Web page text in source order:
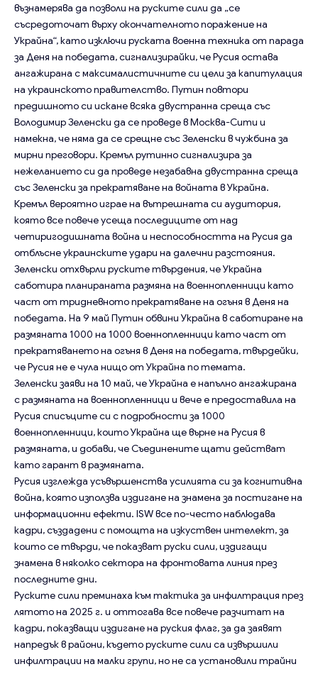
възнамерява да позволи на руските сили да „се
съсредоточат върху окончателното поражение на
Украйна“, като изключи руската военна техника от парада
за Деня на победата, сигнализирайки, че Русия остава
ангажирана с максималистичните си цели за капитулация
на украинското правителство. Путин повтори
предишното си искане всяка двустранна среща със
Володимир Зеленски да се проведе в Москва-Сити и
намекна, че няма да се срещне със Зеленски в чужбина за
мирни преговори. Кремъл рутинно сигнализира за
нежеланието си да проведе незабавна двустранна среща
със Зеленски за прекратяване на войната в Украйна.
Кремъл вероятно играе на вътрешната си аудитория,
която все повече усеща последиците от над
четиригодишната война и неспособността на Русия да
отблъсне украинските удари на далечни разстояния.
Зеленски отхвърли руските твърдения, че Украйна
саботира планираната размяна на военнопленници като
част от тридневното прекратяване на огъня в Деня на
победата. На 9 май Путин обвини Украйна в саботиране на
размяната 1000 на 1000 военнопленници като част от
прекратяването на огъня в Деня на победата, твърдейки,
че Русия не е чула нищо от Украйна по темата.
Зеленски заяви на 10 май, че Украйна е напълно ангажирана
с размяната на военнопленници и вече е предоставила на
Русия списъците си с подробности за 1000
военнопленници, които Украйна ще върне на Русия в
размяната, и добави, че Съединените щати действат
като гарант в размяната.
Русия изглежда усъвършенства усилията си за когнитивна
война, която използва издигане на знамена за постигане на
информационни ефекти. ISW все по-често наблюдава
кадри, създадени с помощта на изкуствен интелект, за
които се твърди, че показват руски сили, издигащи
знамена в няколко сектора на фронтовата линия през
последните дни.
Руските сили преминаха към тактика за инфилтрация през
лятото на 2025 г. и оттогава все повече разчитат на
кадри, показващи издигане на руския флаг, за да заявят
напредък в райони, където руските сили са извършили
инфилтрации на малки групи, но не са установили трайни